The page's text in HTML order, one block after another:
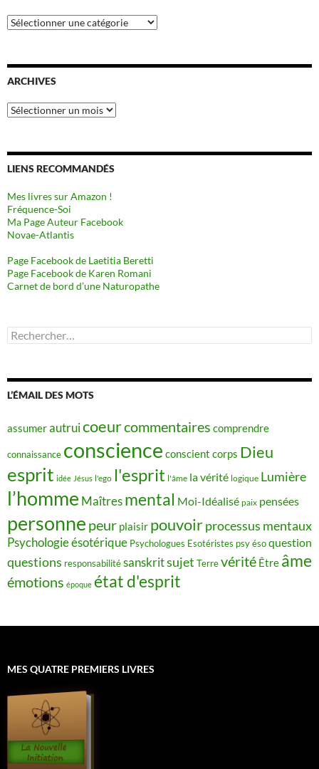
Catégories
ARCHIVES
Archives
LIENS RECOMMANDÉS
Mes livres sur Amazon !
Fréquence-Soi
Ma Page Auteur Facebook
Novae-Atlantis
Page Facebook de Laetitia Beretti
Page Facebook de Karen Romani
Carnet de bord d’une Naturopathe
Rechercher :
L’ÉMAIL DES MOTS
assumerautruicoeurcommentaires comprendre
connaissance conscience conscient corps Dieu
esprit idée Jésus l'ego l'esprit l'âme la vérité logique Lumière
l’homme Maîtres mental Moi-Idéalisé paix pensées
personne peur plaisir pouvoirprocessus mentaux
Psychologie ésotérique Psychologues Esotéristes psy ésoquestion
questions responsabilitésanskritsujet Terrevérité Être âme
émotions époque état d'esprit
MES QUATRE PREMIERS LIVRES